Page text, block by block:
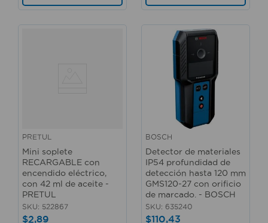
PRETUL
Mini soplete
RECARGABLE con
encendido eléctrico,
con 42 ml de aceite -
PRETUL
SKU: 522867
$2,89
BOSCH
Detector de materiales
IP54 profundidad de
detección hasta 120 mm
GMS120-27 con orificio
de marcado. - BOSCH
SKU: 635240
$110,43